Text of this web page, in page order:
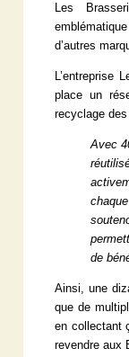
Les
d’autres
L’entreprise
place un
recyclage
Avec
de
Ainsi, une
que de
en collectant
revendre aux